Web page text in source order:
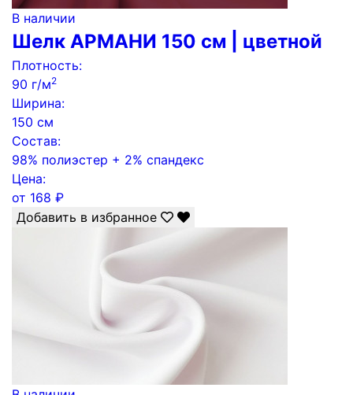
В наличии
Шелк АРМАНИ 150 см | цветной
Плотность:
90 г/м2
Ширина:
150 см
Состав:
98% полиэстер + 2% спандекс
Цена:
от 168 ₽
Добавить в избранное